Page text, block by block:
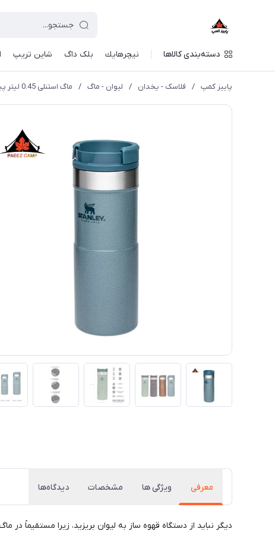
دسته‌بندی کالاها نيچرهايك بلک داگ شاین تریپ
پاییز کمپ / فلاسک - یخدان / لیوان - ماگ / ماگ استنلی 0.45 لیتر پیچی مدل NEVERLEAK
معرفی ویژگی ها مشخصات دیدگاه‌ها
دیگر نباید از دستگاه قهوه ساز به لیوان بریزید، زیرا مستقیماً